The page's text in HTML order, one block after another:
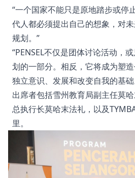
“一个国家不能只是原地踏步或停
代人都必须提出自己的想象，对
规划。”
“PENSEL不仅是团体讨论活动，
划的一部分。相反，它将成为塑造
独立意识、发展和改变自我的基础
出席者包括雪州教育局副主任莫
总执行长莫哈末法礼，以及
里。